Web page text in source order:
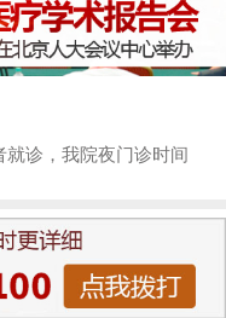
诊，我院夜门诊时间